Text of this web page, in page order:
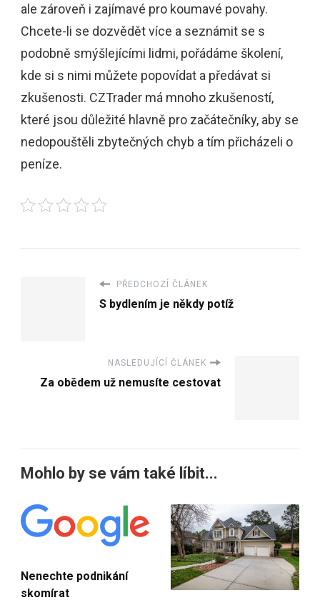
ale zároveň i zajímavé pro koumavé povahy.
Chcete-li se dozvědět více a seznámit se s
podobně smýšlejícími lidmi, pořádáme školení,
kde si s nimi můžete popovídat a předávat si
zkušenosti. CZTrader má mnoho zkušeností,
které jsou důležité hlavně pro začátečníky, aby se
nedopouštěli zbytečných chyb a tím přicházeli o
peníze.
PŘEDCHOZÍ ČLÁNEK
S bydlením je někdy potíž
NASLEDUJÍCÍ ČLÁNEK
Za obědem už nemusíte cestovat
Mohlo by se vám také líbit...
Nenechte podnikání
skomírat